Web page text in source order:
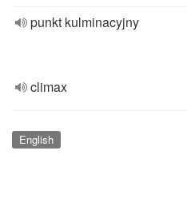
punkt kulminacyjny
climax
English